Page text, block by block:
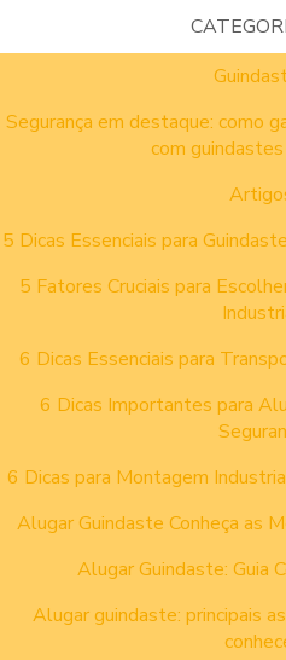
Segurança em destaque: como
com
5 Dicas Essenciais para
5 Fatores Cruciais para
6 Dicas Essenciais para
6 Dicas Importantes para
6 Dicas para Montagem
Alugar Guindaste Conheça as
Alugar Guindaste: Guia
Alugar guindaste: principais